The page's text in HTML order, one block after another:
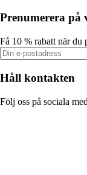
Prenumerera på
Få 10 % rabatt när du
Håll kontakten
Följ oss på sociala